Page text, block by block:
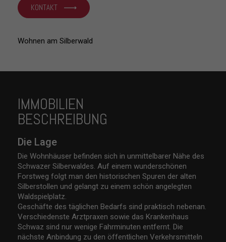
KONTAKT
Wohnen am Silberwald
IMMOBILIEN
BESCHREIBUNG
Die Lage
Die Wohnhäuser befinden sich in unmittelbarer Nähe des
Schwazer Silberwaldes. Auf einem wunderschönen
Forstweg folgt man den historischen Spuren der alten
Silberstollen und gelangt zu einem schön angelegten
Waldspielplatz.
Geschäfte des täglichen Bedarfs sind praktisch nebenan.
Verschiedenste Arztpraxen sowie das Krankenhaus
Schwaz sind nur wenige Fahrminuten entfernt. Die
nächste Anbindung zu den öffentlichen Verkehrsmitteln